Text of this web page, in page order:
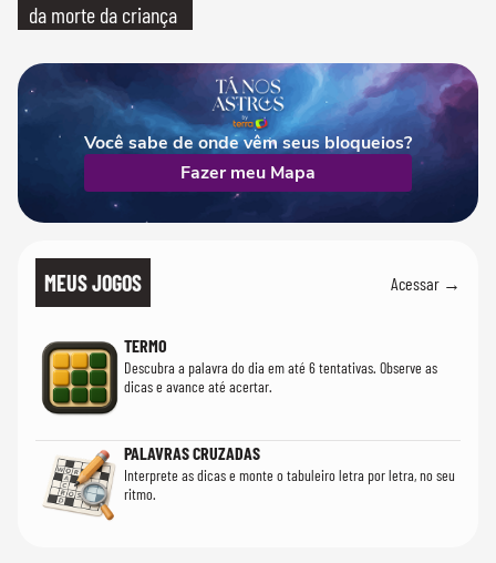
da morte da criança
Você sabe de onde vêm seus bloqueios?
Fazer meu Mapa
MEUS JOGOS Acessar →
TERMO
Descubra a palavra do dia em até 6 tentativas. Observe as
dicas e avance até acertar.
PALAVRAS CRUZADAS
Interprete as dicas e monte o tabuleiro letra por letra, no seu
ritmo.